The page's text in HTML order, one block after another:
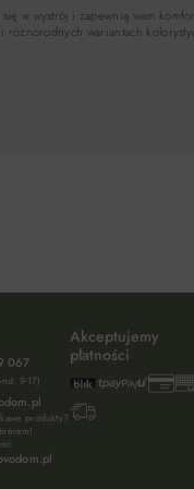
w wystrój i zapewnią wam
wariantach
067
9-17)
produkty?
Akceptujemy
płatności